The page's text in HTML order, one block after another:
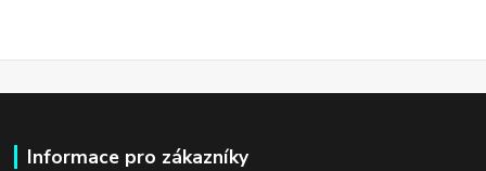
Informace pro zákazníky